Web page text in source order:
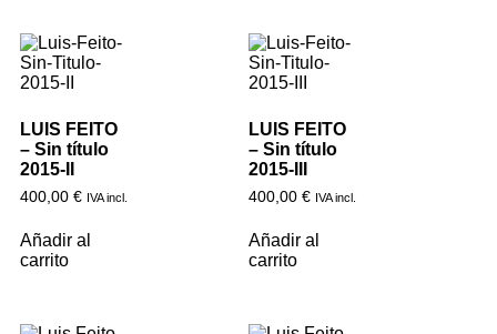
LUIS FEITO
– Sin título
2015-II
400,00 € IVA incl.
Añadir al
carrito
LUIS FEITO
– Sin título
2015-III
400,00 € IVA incl.
Añadir al
carrito